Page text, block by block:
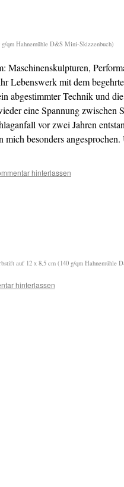
qm Hahnemühle D&S Mini-Skizzenbuch)
Lebenswerk mit dem
abgestimmter Technik und
eine Spannung zwischen
vor zwei Jahren
besonders
hinterlassen
auf 12 x 8,5 cm (140 g/qm Hahnemühle
hinterlassen